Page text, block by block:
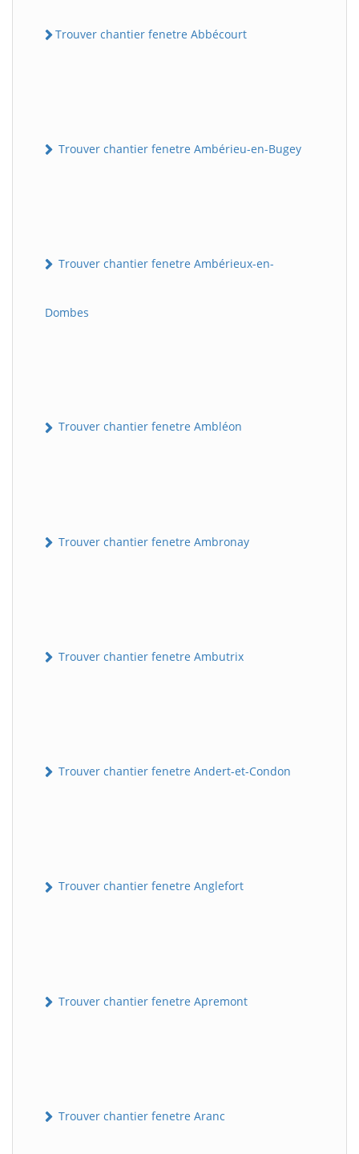
Trouver chantier fenetre Abbécourt
Trouver chantier fenetre Ambérieu-en-Bugey
Trouver chantier fenetre Ambérieux-en-
Dombes
Trouver chantier fenetre Ambléon
Trouver chantier fenetre Ambronay
Trouver chantier fenetre Ambutrix
Trouver chantier fenetre Andert-et-Condon
Trouver chantier fenetre Anglefort
Trouver chantier fenetre Apremont
Trouver chantier fenetre Aranc